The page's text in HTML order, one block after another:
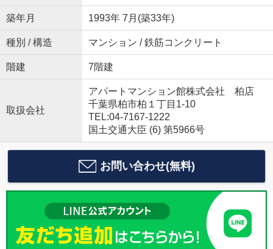
築年月 1993年 7月(築33年)
種別 / 構造 マンション / 鉄筋コンクリート
階建 7階建
取扱会社
アパートマンション館株式会社 柏店
千葉県柏市柏１丁目1-10
TEL:04-7167-1222
国土交通大臣 (6) 第5966号
お問い合わせ(無料)